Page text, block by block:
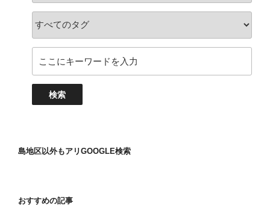
島地区以外もアリGOOGLE検索
おすすめの記事